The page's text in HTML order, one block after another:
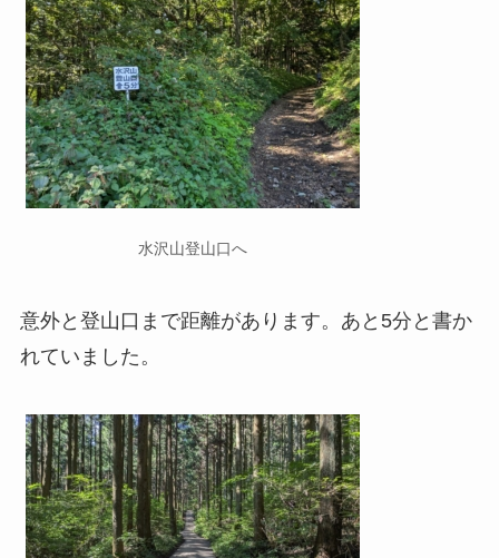
水沢山登山口へ
意外と登山口まで距離があります。あと5分と書か
れていました。